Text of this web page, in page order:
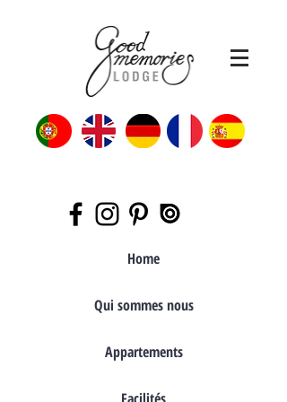
Home
Qui sommes nous
Appartements